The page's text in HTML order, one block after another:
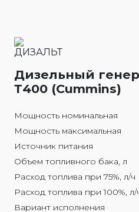
Дизельный
Т400 (Cummins)
Мощность номинальная
Мощность максимальная
Источник питания
Объем топливного бака, л
Расход топлива при 75%, л/ч
Расход топлива при 100%, л/
Вариант исполнения